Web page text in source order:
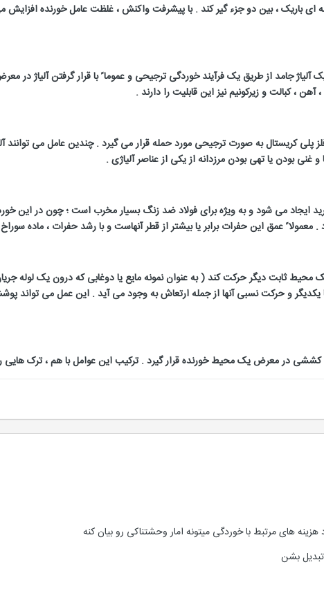
باریک ، بین دو جزء گیر کند . با پیشرفت واکنش ، غلظت عامل خورنده افزایش می
جامد از طریق یک فرآیند خوردگی ترجیحی و عموما ً با قرار گرفتن آلیاژ در
، کبالت و زیرکونیم نیز این قابلیت را دارند .
کریستال به صورت ترجیحی مورد حمله قرار می گیرد . چندین عامل می توانند
بودن یا تهی بودن مرزدانه از یکی از عناصر آلیاژی .
ایجاد می شود و به ویژه برای فولاد ضد زنگ بسیار مخرب است ؛ چون در این
عمق این حفرات برابر یا بیشتر از قطر آنهاست و با رشد حفرات ، ماده
ثابت دیگر حرکت کند ( به عنوان نمونه مایع یا دوغابی که درون یک لوله
و حرکت نسبی آنها از جمله ارتعاش به وجود می آید . این عمل می تواند
در معرض یک محیط خورنده قرار گیرد . ترکیب این عوامل با هم ، ترک هایی
های مرتبط با خوردگی میتونه امار وحشتناکی رو بیان کنه
بشن